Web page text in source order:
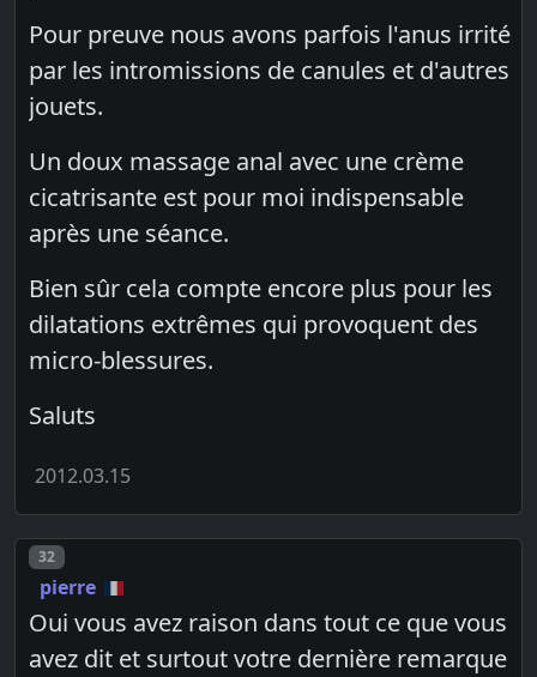
Pour preuve nous avons parfois l'anus irrité
par les intromissions de canules et d'autres
jouets.
Un doux massage anal avec une crème
cicatrisante est pour moi indispensable
après une séance.
Bien sûr cela compte encore plus pour les
dilatations extrêmes qui provoquent des
micro-blessures.
Saluts
2012.03.15
Post number
32
pierre
Oui vous avez raison dans tout ce que vous
avez dit et surtout votre dernière remarque